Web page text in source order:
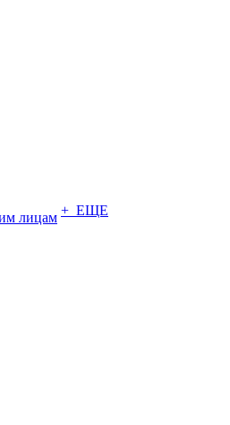
лицам + ЕЩЕ